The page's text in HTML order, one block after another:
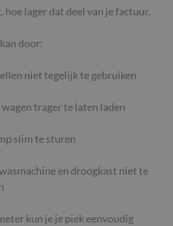
hoe lager dat deel van je factuur.
door:
niet tegelijk te gebruiken
trager te laten laden
slim te sturen
en droogkast niet te
kun je je piek eenvoudig